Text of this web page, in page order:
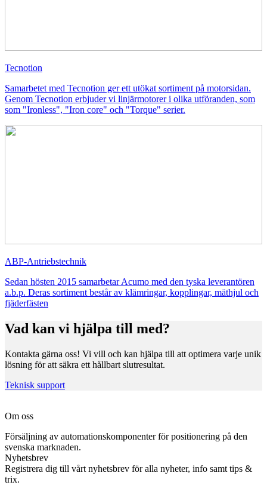
Tecnotion
Samarbetet med Tecnotion ger ett utökat sortiment på motorsidan.
Genom Tecnotion erbjuder vi linjärmotorer i olika utföranden, som
som "Ironless", "Iron core" och "Torque" serier.
ABP-Antriebstechnik
Sedan hösten 2015 samarbetar Acumo med den tyska leverantören
a.b.p. Deras sortiment består av klämringar, kopplingar, mäthjul och
fjäderfästen
Vad kan vi hjälpa till med?
Kontakta gärna oss! Vi vill och kan hjälpa till att optimera varje unik
lösning för att säkra ett hållbart slutresultat.
Teknisk support
Om oss
Försäljning av automationskomponenter för positionering på den
svenska marknaden.
Nyhetsbrev
Registrera dig till vårt nyhetsbrev för alla nyheter, info samt tips &
trix.